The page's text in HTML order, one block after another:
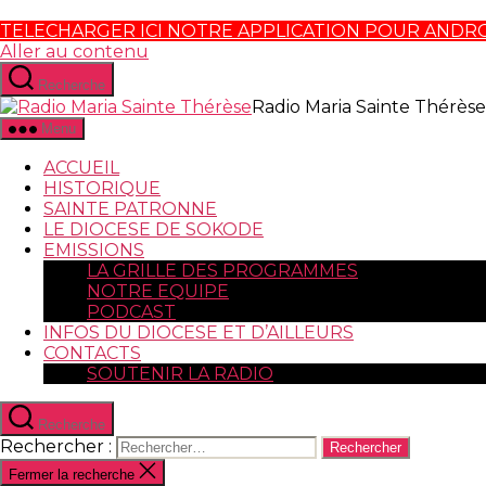
TELECHARGER ICI NOTRE APPLICATION POUR
Aller au contenu
Recherche
Radio Maria Sainte Thérèse
Menu
ACCUEIL
HISTORIQUE
SAINTE PATRONNE
LE DIOCESE DE SOKODE
EMISSIONS
LA GRILLE DES PROGRAMMES
NOTRE EQUIPE
PODCAST
INFOS DU DIOCESE ET D’AILLEURS
CONTACTS
SOUTENIR LA RADIO
Recherche
Rechercher :
Fermer la recherche